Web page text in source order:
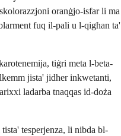
oranġjo-isfar li ma
fuq il-pali u l-qigħan ta'
tiġri meta l-beta-
jista' jidher inkwetanti,
ladarba tnaqqas id-doża
tesperjenza, li nibda bl-